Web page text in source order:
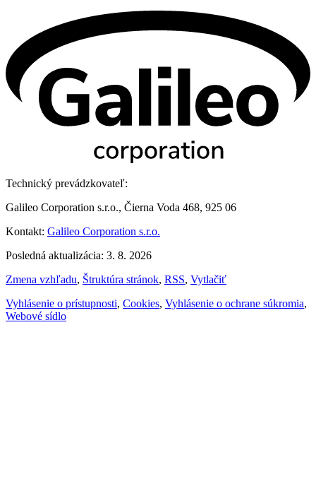
Technický prevádzkovateľ:
Galileo Corporation s.r.o., Čierna Voda 468, 925 06
Kontakt: Galileo Corporation s.r.o.
Posledná aktualizácia: 3. 8. 2026
Zmena vzhľadu, Štruktúra stránok, RSS, Vytlačiť
Vyhlásenie o prístupnosti, Cookies, Vyhlásenie o ochrane súkromia,
Webové sídlo